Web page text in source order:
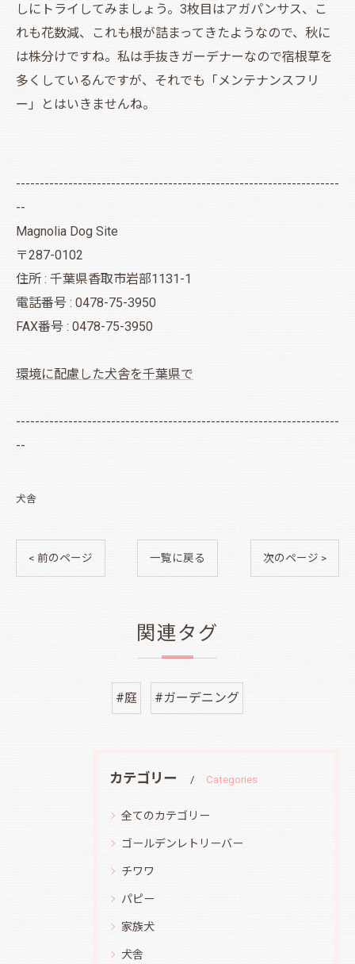
しにトライしてみましょう。3枚目はアガパンサス、こ
れも花数減、これも根が詰まってきたようなので、秋に
は株分けですね。私は手抜きガーデナーなので宿根草を
多くしているんですが、それでも「メンテナンスフリ
ー」とはいきませんね。
--------------------------------------------------------------------
--
Magnolia Dog Site
〒287-0102
住所 : 千葉県香取市岩部1131-1
電話番号 : 0478-75-3950
FAX番号 : 0478-75-3950
環境に配慮した犬舎を千葉県で
--------------------------------------------------------------------
--
犬舎
< 前のページ 一覧に戻る 次のページ >
関連タグ
#庭 #ガーデニング
カテゴリー Categories
全てのカテゴリー
ゴールデンレトリーバー
チワワ
パピー
家族犬
犬舎